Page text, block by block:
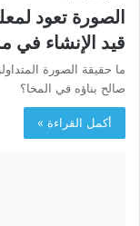
الصورة تعود
قيد الإنشاء في
ما حقيقة الصورة
صالح بناؤه في المخا؟
أكمل القراءة »